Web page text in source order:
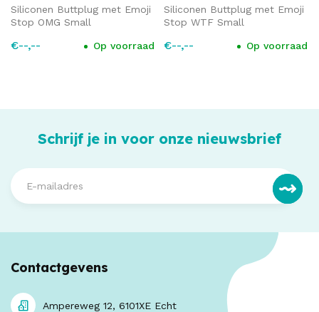
Siliconen Buttplug met Emoji
Stop OMG Small
€--,-- Op voorraad
Siliconen Buttplug met Emoji
Stop WTF Small
€--,-- Op voorraad
Schrijf je in voor onze nieuwsbrief
Contactgevens
Ampereweg 12, 6101XE Echt